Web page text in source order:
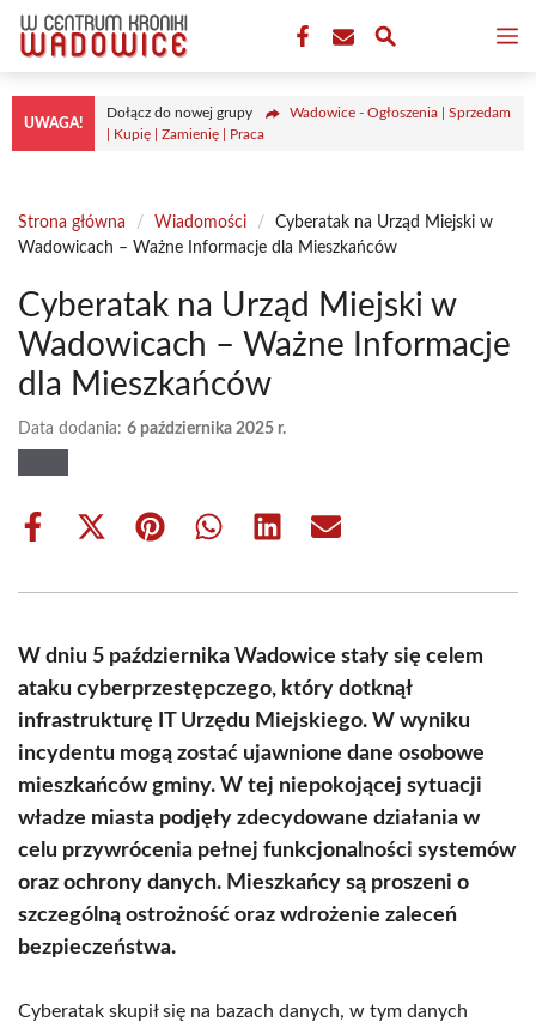
Przejdź
treści
UWAGA!
Dołącz do nowej grupy
Wadowice - Ogłoszenia | Sprzedam
| Kupię | Zamienię | Praca
Strona główna / Wiadomości /
Cyberatak na Urząd Miejski w
Wadowicach – Ważne Informacje dla Mieszkańców
Cyberatak na Urząd Miejski w
Wadowicach – Ważne Informacje
dla Mieszkańców
Data dodania: 6 października 2025 r.
Share
Share
(Twitter)
Share Share Share Share
W dniu 5 października Wadowice stały się celem
ataku cyberprzestępczego, który dotknął
infrastrukturę IT Urzędu Miejskiego. W wyniku
incydentu mogą zostać ujawnione dane osobowe
mieszkańców gminy. W tej niepokojącej sytuacji
władze miasta podjęły zdecydowane działania w
celu przywrócenia pełnej funkcjonalności systemów
oraz ochrony danych. Mieszkańcy są proszeni o
szczególną ostrożność oraz wdrożenie zaleceń
bezpieczeństwa.
Cyberatak skupił się na bazach danych, w tym danych